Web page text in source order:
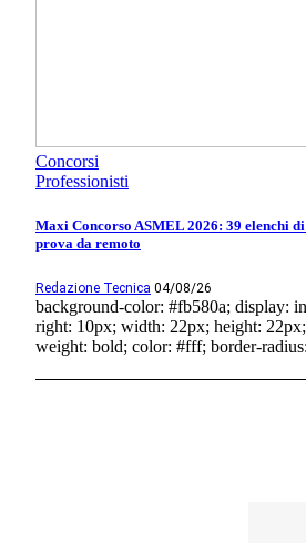
Concorsi
Professionisti
Maxi Concorso ASMEL 2026: 39 elenchi
prova da remoto
Redazione Tecnica 04/08/26
background-color: #fb580a; display:
right: 10px; width: 22px; height:
weight: bold; color: #fff; border-